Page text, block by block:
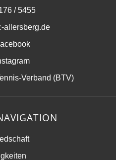
/ 5455
allersberg.de
Verband (BTV)